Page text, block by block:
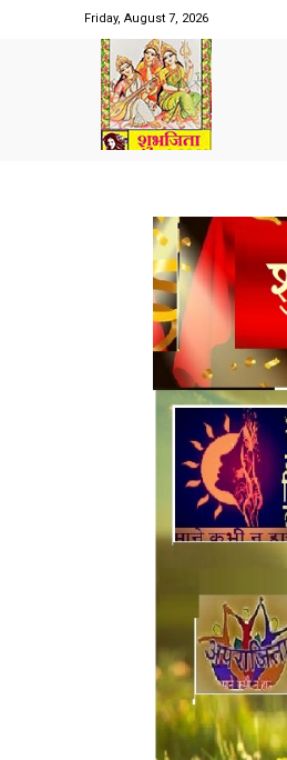
Friday, August 7, 2026